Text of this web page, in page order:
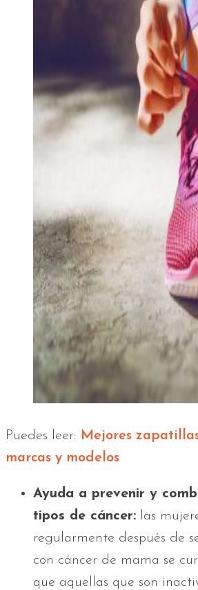
Puedes leer: Mejores
marcas y modelos
Ayuda a prevenir y
tipos de cáncer: las
regularmente después de
con cáncer de mama se
que aquellas que son